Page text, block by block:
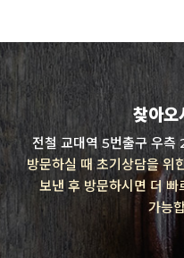
찾아오
전철 교대역 5번출구 우
방문하실 때 초기상담을 위
보낸 후 방문하시면 더
가능